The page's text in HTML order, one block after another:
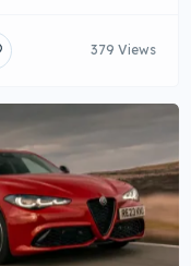
379 Views